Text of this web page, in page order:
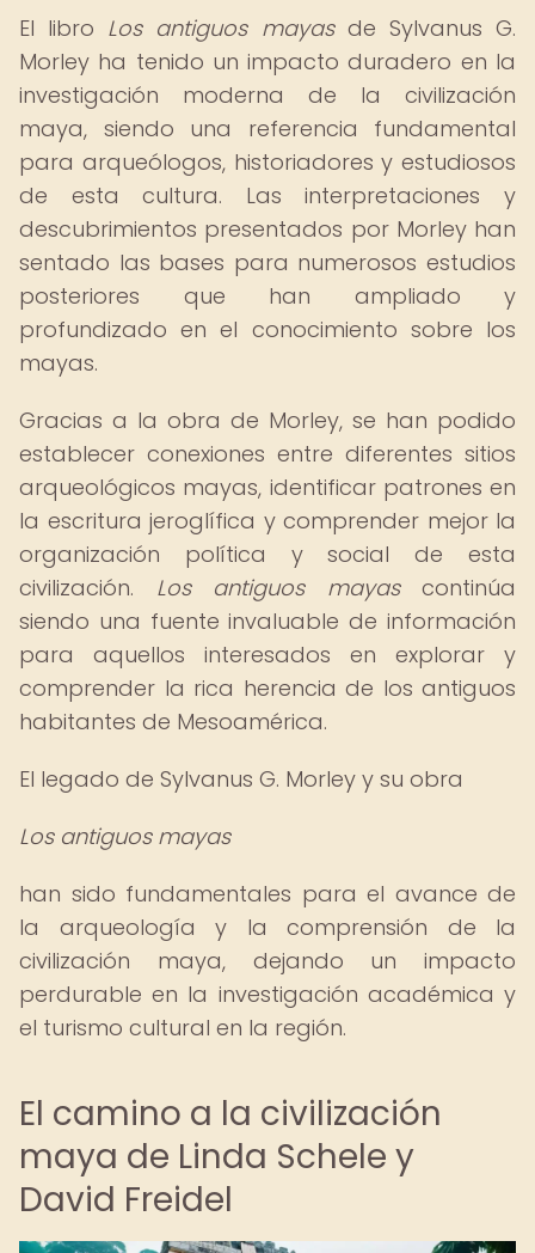
El libro Los antiguos mayasde Sylvanus G.
Morley ha tenido un impacto duradero en la
investigación moderna de la civilización
maya, siendo una referencia fundamental
para arqueólogos, historiadores y estudiosos
de esta cultura. Las interpretaciones y
descubrimientos presentados por Morley han
sentado las bases para numerosos estudios
posteriores que han ampliado y
profundizado en el conocimiento sobre los
mayas.
Gracias a la obra de Morley, se han podido
establecer conexiones entre diferentes sitios
arqueológicos mayas, identificar patrones en
la escritura jeroglífica y comprender mejor la
organización política y social de esta
civilización. Los antiguos mayascontinúa
siendo una fuente invaluable de información
para aquellos interesados en explorar y
comprender la rica herencia de los antiguos
habitantes de Mesoamérica.
El legado de Sylvanus G. Morley y su obra
Los antiguos mayas
han sido fundamentales para el avance de
la arqueología y la comprensión de la
civilización maya, dejando un impacto
perdurable en la investigación académica y
el turismo cultural en la región.
El camino a la civilización
maya de Linda Schele y
David Freidel